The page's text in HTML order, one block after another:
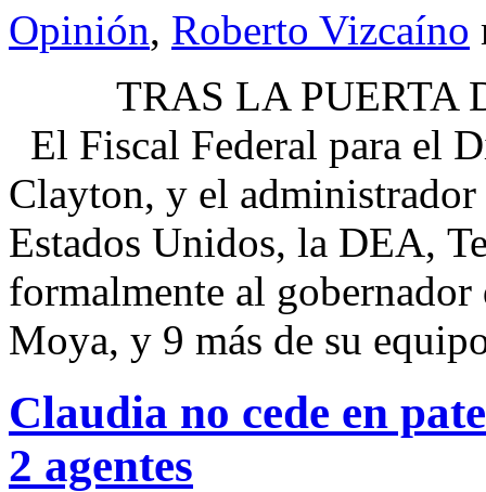
Opinión, Roberto Vizcaíno
TRAS LA PUERTA
El Fiscal Federal para el
Clayton, y el
Estados Unidos, la DEA,
formalmente al
Moya, y 9 más de su
Claudia no cede en
2 agentes